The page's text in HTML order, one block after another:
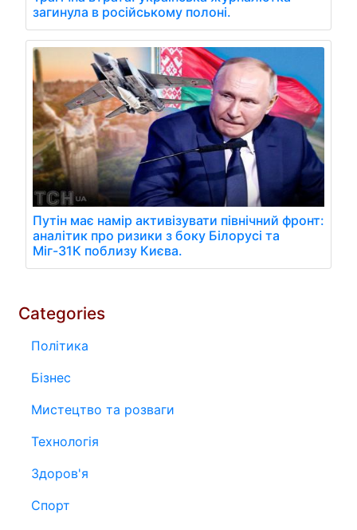
загинула в російському полоні.
Путін має намір активізувати північний фронт:
аналітик про ризики з боку Білорусі та
Міг-31К поблизу Києва.
Categories
Політика
Бізнес
Мистецтво та розваги
Технологія
Здоров'я
Спорт